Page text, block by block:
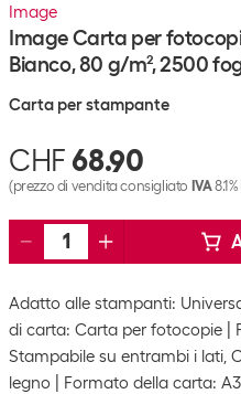
Image
Image Carta per
Bianco, 80 g/m², 2500
Carta per stampante
CHF 68.90
(prezzo di vendita consigliato IVA
Adatto alle stampanti:
di carta: Carta per fotocopie
Stampabile su entrambi i lati,
legno
Formato della carta: A3